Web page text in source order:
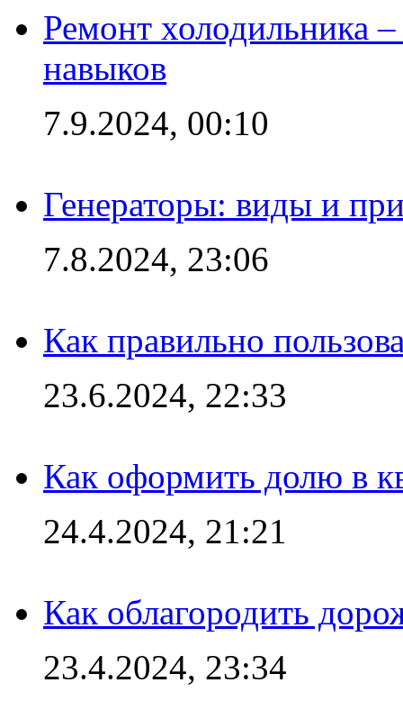
Ремонт холодильника
навыков
7.9.2024, 00:10
Генераторы: виды и
7.8.2024, 23:06
Как правильно
23.6.2024, 22:33
Как оформить долю в
24.4.2024, 21:21
Как облагородить
23.4.2024, 23:34